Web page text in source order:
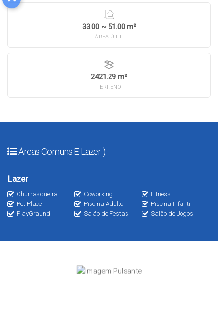
33.00 ~ 51.00 m²
ÁREA ÚTIL
2421.29 m²
TERRENO
Áreas Comuns E Lazer ):
Lazer
Churrasqueira Coworking
Fitness
Pet Place
Piscina Adulto
Piscina Infantil
PlayGraund
Salão de Festas Salão de Jogos